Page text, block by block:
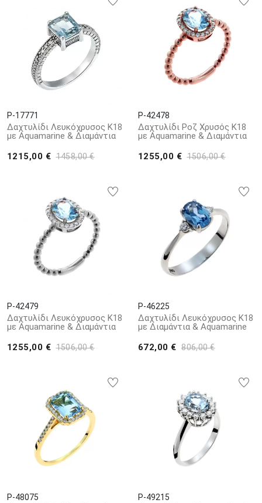
επιλογή που κάθε γυναίκα θα λατρέψει και θα απολαμβάνει κάθε
στιγμή της ζωής της.
P-17771
Δαχτυλίδι Λευκόχρυσος Κ18
με Aquamarine & Διαμάντια
1215,00 € 1458,00 €
P-42478
Δαχτυλίδι Ροζ Χρυσός Κ18
με Aquamarine & Διαμάντια
1255,00 € 1506,00 €
P-42479
Δαχτυλίδι Λευκόχρυσος Κ18
με Aquamarine & Διαμάντια
1255,00 € 1506,00 €
P-46225
Δαχτυλίδι Λευκόχρυσος Κ18
με Διαμάντια & Aquamarine
672,00 € 806,00 €
P-48075 P-49215